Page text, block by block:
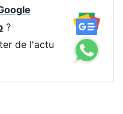
?
de l'actu